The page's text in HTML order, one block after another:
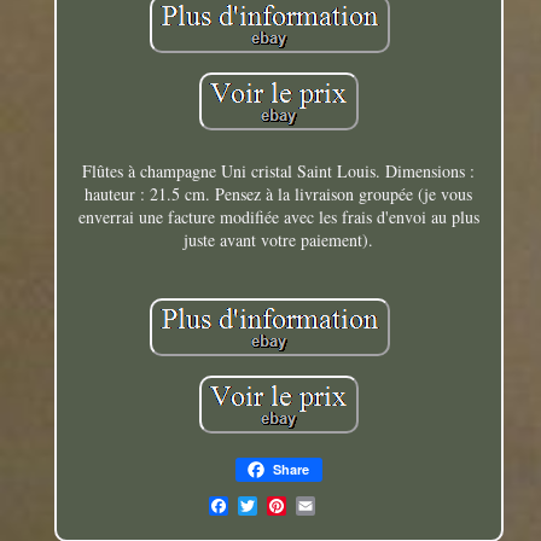
Flûtes à champagne Uni cristal Saint Louis. Dimensions :
hauteur : 21.5 cm. Pensez à la livraison groupée (je vous
enverrai une facture modifiée avec les frais d'envoi au plus
juste avant votre paiement).
Share